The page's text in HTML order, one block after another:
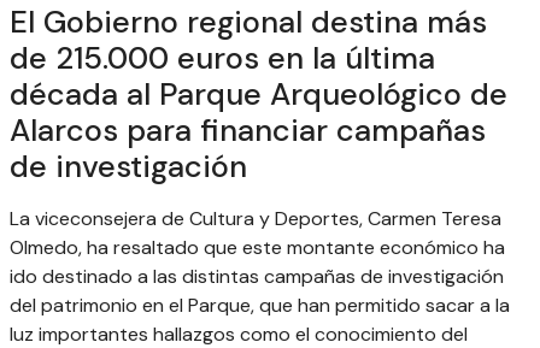
El Gobierno regional destina más
de 215.000 euros en la última
década al Parque Arqueológico de
Alarcos para financiar campañas
de investigación
La viceconsejera de Cultura y Deportes, Carmen Teresa
Olmedo, ha resaltado que este montante económico ha
ido destinado a las distintas campañas de investigación
del patrimonio en el Parque, que han permitido sacar a la
luz importantes hallazgos como el conocimiento del